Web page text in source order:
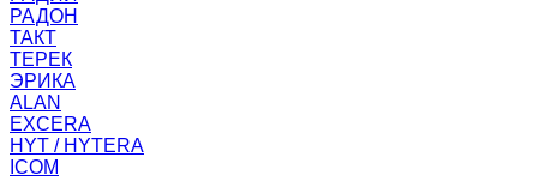
РАДОН
ТАКТ
ТЕРЕК
ЭРИКА
ALAN
EXCERA
HYT / HYTERA
ICOM